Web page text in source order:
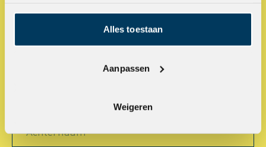
Alles toestaan
Aanpassen
Weigeren
Achternaam